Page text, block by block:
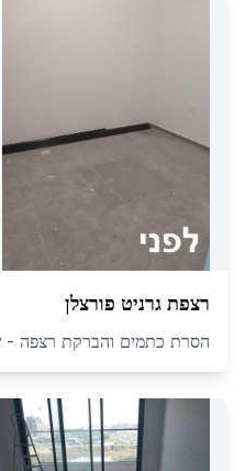
רצפת גרניט פורצלן
הסרת כתמים והברקת רצפה -